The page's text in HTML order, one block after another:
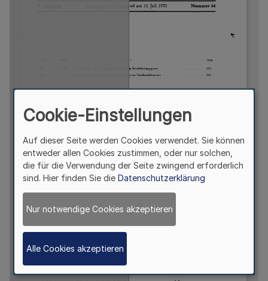
Cookie-Einstellungen
Auf dieser Seite werden Cookies verwendet. Sie können
entweder allen Cookies zustimmen, oder nur solchen,
die für die Verwendung der Seite zwingend erforderlich
sind. Hier finden Sie die Datenschutzerklärung
Nur notwendige Cookies akzeptieren
Alle Cookies akzeptieren